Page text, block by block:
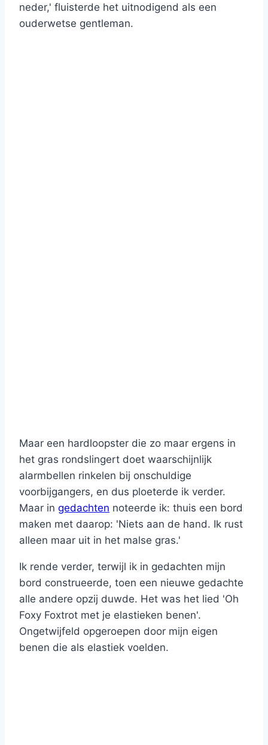
neder,' fluisterde het uitnodigend als een
ouderwetse gentleman.
Maar een hardloopster die zo maar ergens in
het gras rondslingert doet waarschijnlijk
alarmbellen rinkelen bij onschuldige
voorbijgangers, en dus ploeterde ik verder.
Maar in gedachten noteerde ik: thuis een bord
maken met daarop: 'Niets aan de hand. Ik rust
alleen maar uit in het malse gras.'
Ik rende verder, terwijl ik in gedachten mijn
bord construeerde, toen een nieuwe gedachte
alle andere opzij duwde. Het was het lied 'Oh
Foxy Foxtrot met je elastieken benen'.
Ongetwijfeld opgeroepen door mijn eigen
benen die als elastiek voelden.